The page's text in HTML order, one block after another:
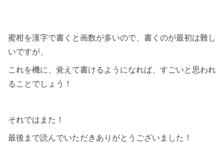
蜜柑を漢字で書くと画数が多いので、書くのが最初は難し
いですが、
これを機に、覚えて書けるようになれば、すごいと思われ
ることでしょう！
それではまた！
最後まで読んでいただきありがとうございました！